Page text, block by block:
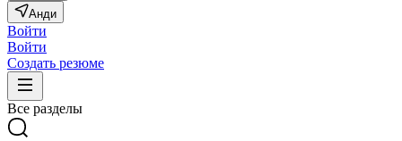
Анди
Войти
Войти
Создать резюме
Все разделы